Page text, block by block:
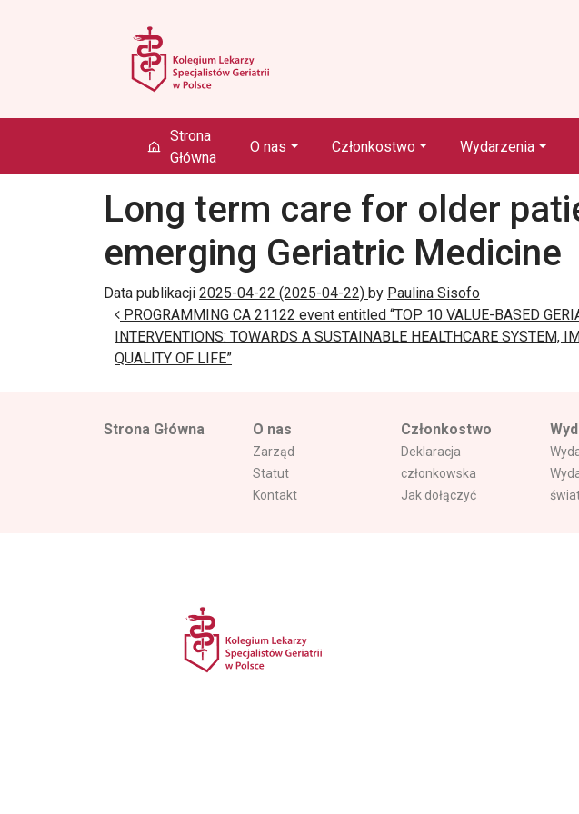
Main Navigation
Strona
Główna
O nas Członkostwo Wydarzenia
Long term care for older
emerging Geriatric Medicine
Data publikacji 2025-04-22 (2025-04-22) by Paulina Sisofo
Nawigacja wpisu
PROGRAMMING CA 21122 event entitled “TOP 10 VALUE-BASED
INTERVENTIONS: TOWARDS A SUSTAINABLE HEALTHCARE SYSTEM,
QUALITY OF LIFE”
Strona Główna O nas
Zarząd
Statut
Kontakt
Członkostwo
Deklaracja
członkowska
Jak dołączyć